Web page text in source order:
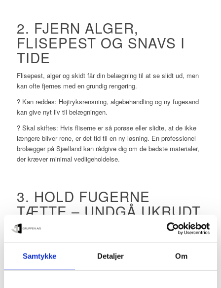
Samtykke Detaljer Om
2. FJERN ALGER,
FLISEPEST OG SNAVS I
TIDE
Flisepest, alger og skidt får din belægning til at se slidt ud, men
kan ofte fjernes med en grundig rengøring.
? Kan reddes: Højtryksrensning, algebehandling og ny fugesand
kan give nyt liv til belægningen.
? Skal skiftes: Hvis fliserne er så porøse eller slidte, at de ikke
længere bliver rene, er det tid til en ny løsning. En professionel
brolægger på Sjælland kan rådgive dig om de bedste materialer,
der kræver minimal vedligeholdelse.
3. HOLD FUGERNE
TÆTTE – UNDGÅ UKRUDT
OG SKADER
Ukrudt i fugerne er ikke kun et kosmetisk problem – det kan også
forskubbe fliserne og skabe ujævnheder.
? Kan reddes: Udskift fugesandet med polymerfugesand, der